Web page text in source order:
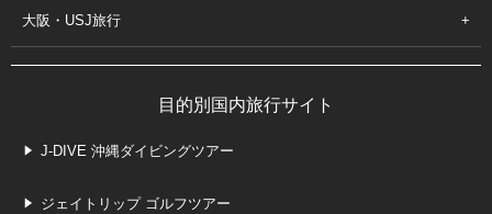
大阪・USJ旅行
目的別国内旅行サイト
J-DIVE 沖縄ダイビングツアー
ジェイトリップ ゴルフツアー